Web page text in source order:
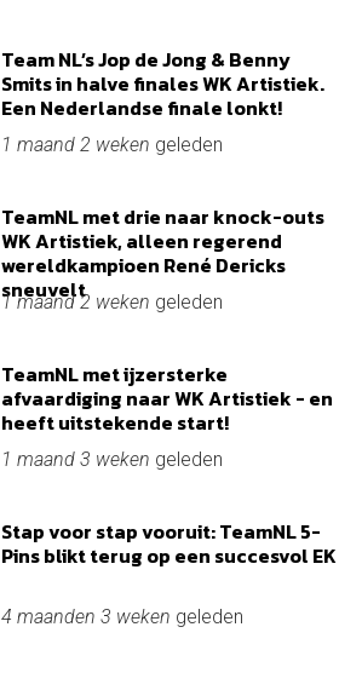
Team NL’s Jop de Jong & Benny
Smits in halve finales WK Artistiek.
Een Nederlandse finale lonkt!
1 maand 2 weken geleden
TeamNL met drie naar knock-outs
WK Artistiek, alleen regerend
wereldkampioen René Dericks
sneuvelt
1 maand 2 weken geleden
TeamNL met ijzersterke
afvaardiging naar WK Artistiek - en
heeft uitstekende start!
1 maand 3 weken geleden
Stap voor stap vooruit: TeamNL 5-
Pins blikt terug op een succesvol EK
4 maanden 3 weken geleden